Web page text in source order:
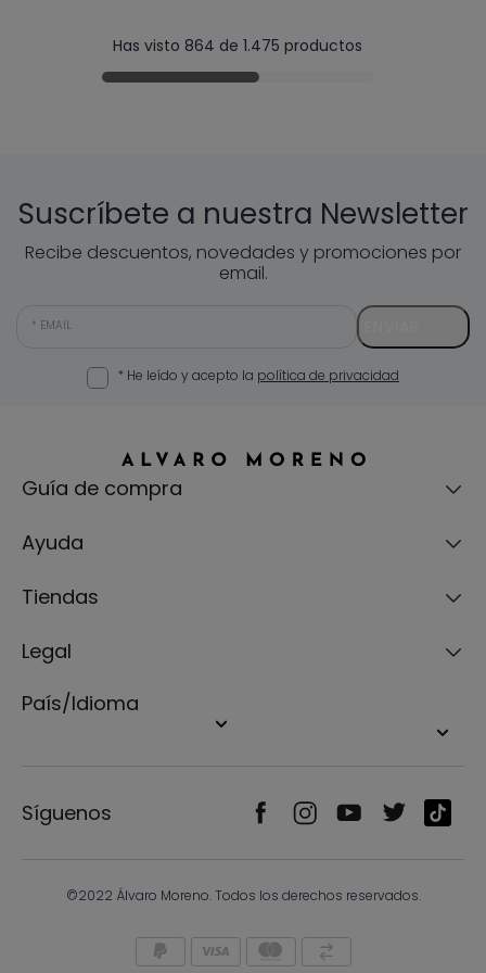
Has visto 864 de 1.475 productos
Suscríbete a nuestra Newsletter
Recibe descuentos, novedades y promociones por
email.
EMAIL
* He leído y acepto la política de privacidad
Guía de compra
Ayuda
Tiendas
Legal
País/Idioma
Síguenos
©2022 Álvaro Moreno. Todos los derechos reservados.